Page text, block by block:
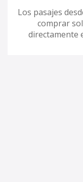
Los pasajes
comprar
directamente